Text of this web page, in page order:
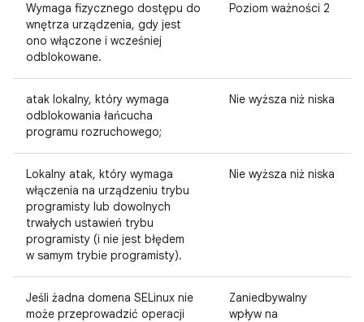
Wymaga fizycznego dostępu do
wnętrza urządzenia, gdy jest
ono włączone i wcześniej
odblokowane.
Poziom ważności 2
atak lokalny, który wymaga
odblokowania łańcucha
programu rozruchowego;
Nie wyższa niż niska
Lokalny atak, który wymaga
włączenia na urządzeniu trybu
programisty lub dowolnych
trwałych ustawień trybu
programisty (i nie jest błędem
w samym trybie programisty).
Nie wyższa niż niska
Jeśli żadna domena SELinux nie
może przeprowadzić operacji
Zaniedbywalny
wpływ na